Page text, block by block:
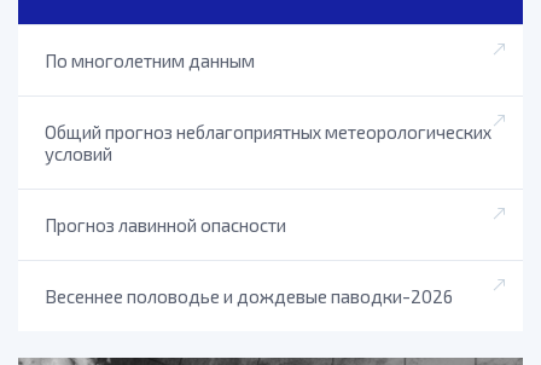
По многолетним данным
Общий прогноз неблагоприятных метеорологических
условий
Прогноз лавинной опасности
Весеннее половодье и дождевые паводки-2026